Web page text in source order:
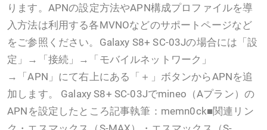
ります。APNの設定方法やAPN構成プロファイルを導
入方法は利用する各MVNOなどのサポートページなど
をご参照ください。Galaxy S8+ SC-03Jの場合には「設
定」→「接続」→「モバイルネットワーク」
→「APN」にて右上にある「＋」ボタンからAPNを追
加します。 Galaxy S8+ SC-03Jでmineo（Aプラン）の
APNを設定したところ記事執筆：memn0ck■関連リン